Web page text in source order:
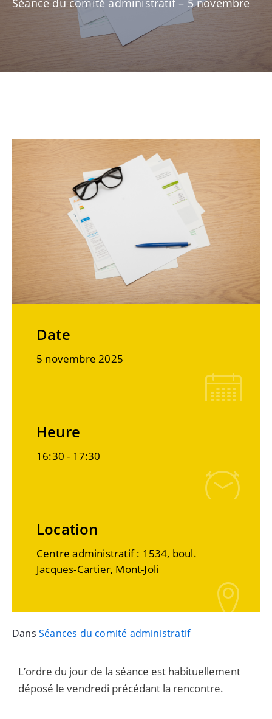
LA
ADMINISTRATIVES
Séance du comité administratif – 5 novembre
Date
5 novembre 2025
Heure
16:30 - 17:30
Location
Centre administratif : 1534, boul.
Jacques-Cartier, Mont-Joli
Dans Séances du comité administratif
L’ordre du jour de la séance est habituellement
déposé le vendredi précédant la rencontre.